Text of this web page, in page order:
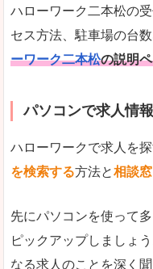
ハローワーク二本松の
セス方法、駐車場の台
ーワーク二本松の説明
パソコンで求人情
ハローワークで求人を
を検索する方法と相談
先にパソコンを使って
ピックアップしましょ
なる求人のことを深く